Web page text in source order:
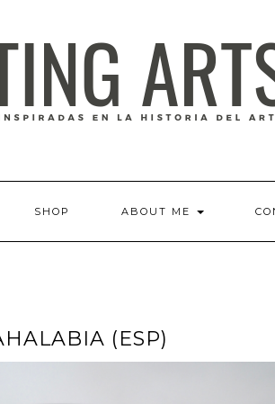
SHOP ABOUT ME
(ESP)